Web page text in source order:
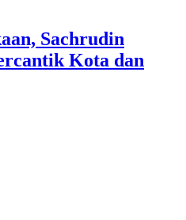
Sachrudin
Kota dan